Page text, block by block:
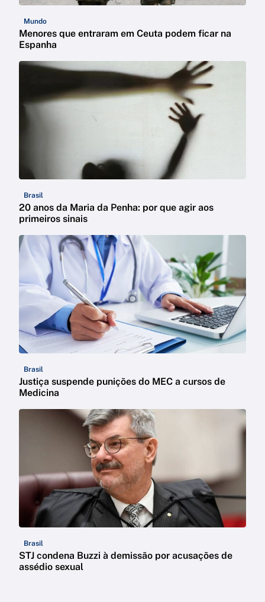
Mundo
Menores que entraram em Ceuta podem ficar na
Espanha
Brasil
20 anos da Maria da Penha: por que agir aos
primeiros sinais
Brasil
Justiça suspende punições do MEC a cursos de
Medicina
Brasil
STJ condena Buzzi à demissão por acusações de
assédio sexual